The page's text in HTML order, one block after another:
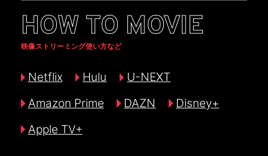
HOW TO MOVIE
映像ストリーミング使い方など
Netflix Hulu
U-NEXT
Amazon Prime
DAZN
Disney+
Apple TV+